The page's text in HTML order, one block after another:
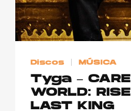
Discos MÚSICA
Tyga –
WORLD:
LAST KING